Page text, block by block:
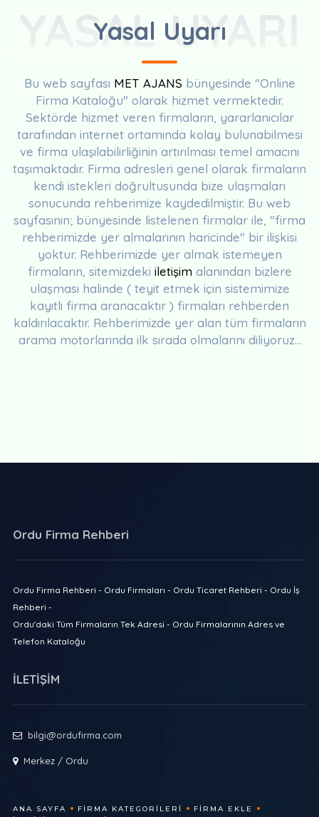
Yasal Uyarı
YASAL UYARI
Bu web sayfası MET AJANS bünyesinde "Online
Firma Kataloğu" olarak hizmet vermektedir.
Sektörde hizmet veren firmaların, yararlanıcılar
tarafından internet ortamında kolay bulunabilmesi
ve firma ulaşılabilirliğinin artırılması temel amacını
taşımaktadır. Firma adresleri genel olarak firmaların
kendi istekleri doğrultusunda bize ulaşmaları
sonucunda rehberimize kaydedilmiştir. Bu web
sayfasının; bünyesinde listelenen firmalar ile, "firma
rehberimizde yer almalarının haricinde" bir ilişkisi
yoktur. Rehberimizde yer almak istemeyen
firmaların, sitemizdeki iletişim alanından bizlere
ulaşması halinde ( teyit etmek için sistemimize
kayıtlı firma aranacaktır ) firmaları rehberden
kaldırılacaktır. Rehberimizde yer alan tüm firmaların
arama motorlarında ilk sırada olmalarını diliyoruz...
Ordu Firma Rehberi
Ordu Firma Rehberi - Ordu Firmaları - Ordu Ticaret Rehberi - Ordu İş
Rehberi -
Ordu'daki Tüm Firmaların Tek Adresi - Ordu Firmalarının Adres ve
Telefon Kataloğu
İLETİŞİM
bilgi@ordufirma.com
Merkez / Ordu
ANA SAYFA FIRMA KATEGORILERI
FIRMA EKLE